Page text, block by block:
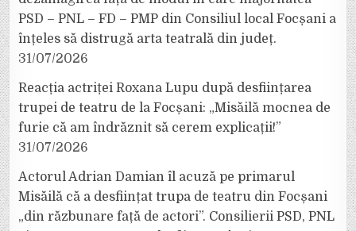
PSD – PNL – FD – PMP din Consiliul local Focșani a
înțeles să distrugă arta teatrală din județ.
31/07/2026
Reacția actriței Roxana Lupu după desființarea
trupei de teatru de la Focșani: „Misăilă mocnea de
furie că am îndrăznit să cerem explicații!”
31/07/2026
Actorul Adrian Damian îl acuză pe primarul
Misăilă că a desființat trupa de teatru din Focșani
„din răzbunare față de actori”. Consilierii PSD, PNL